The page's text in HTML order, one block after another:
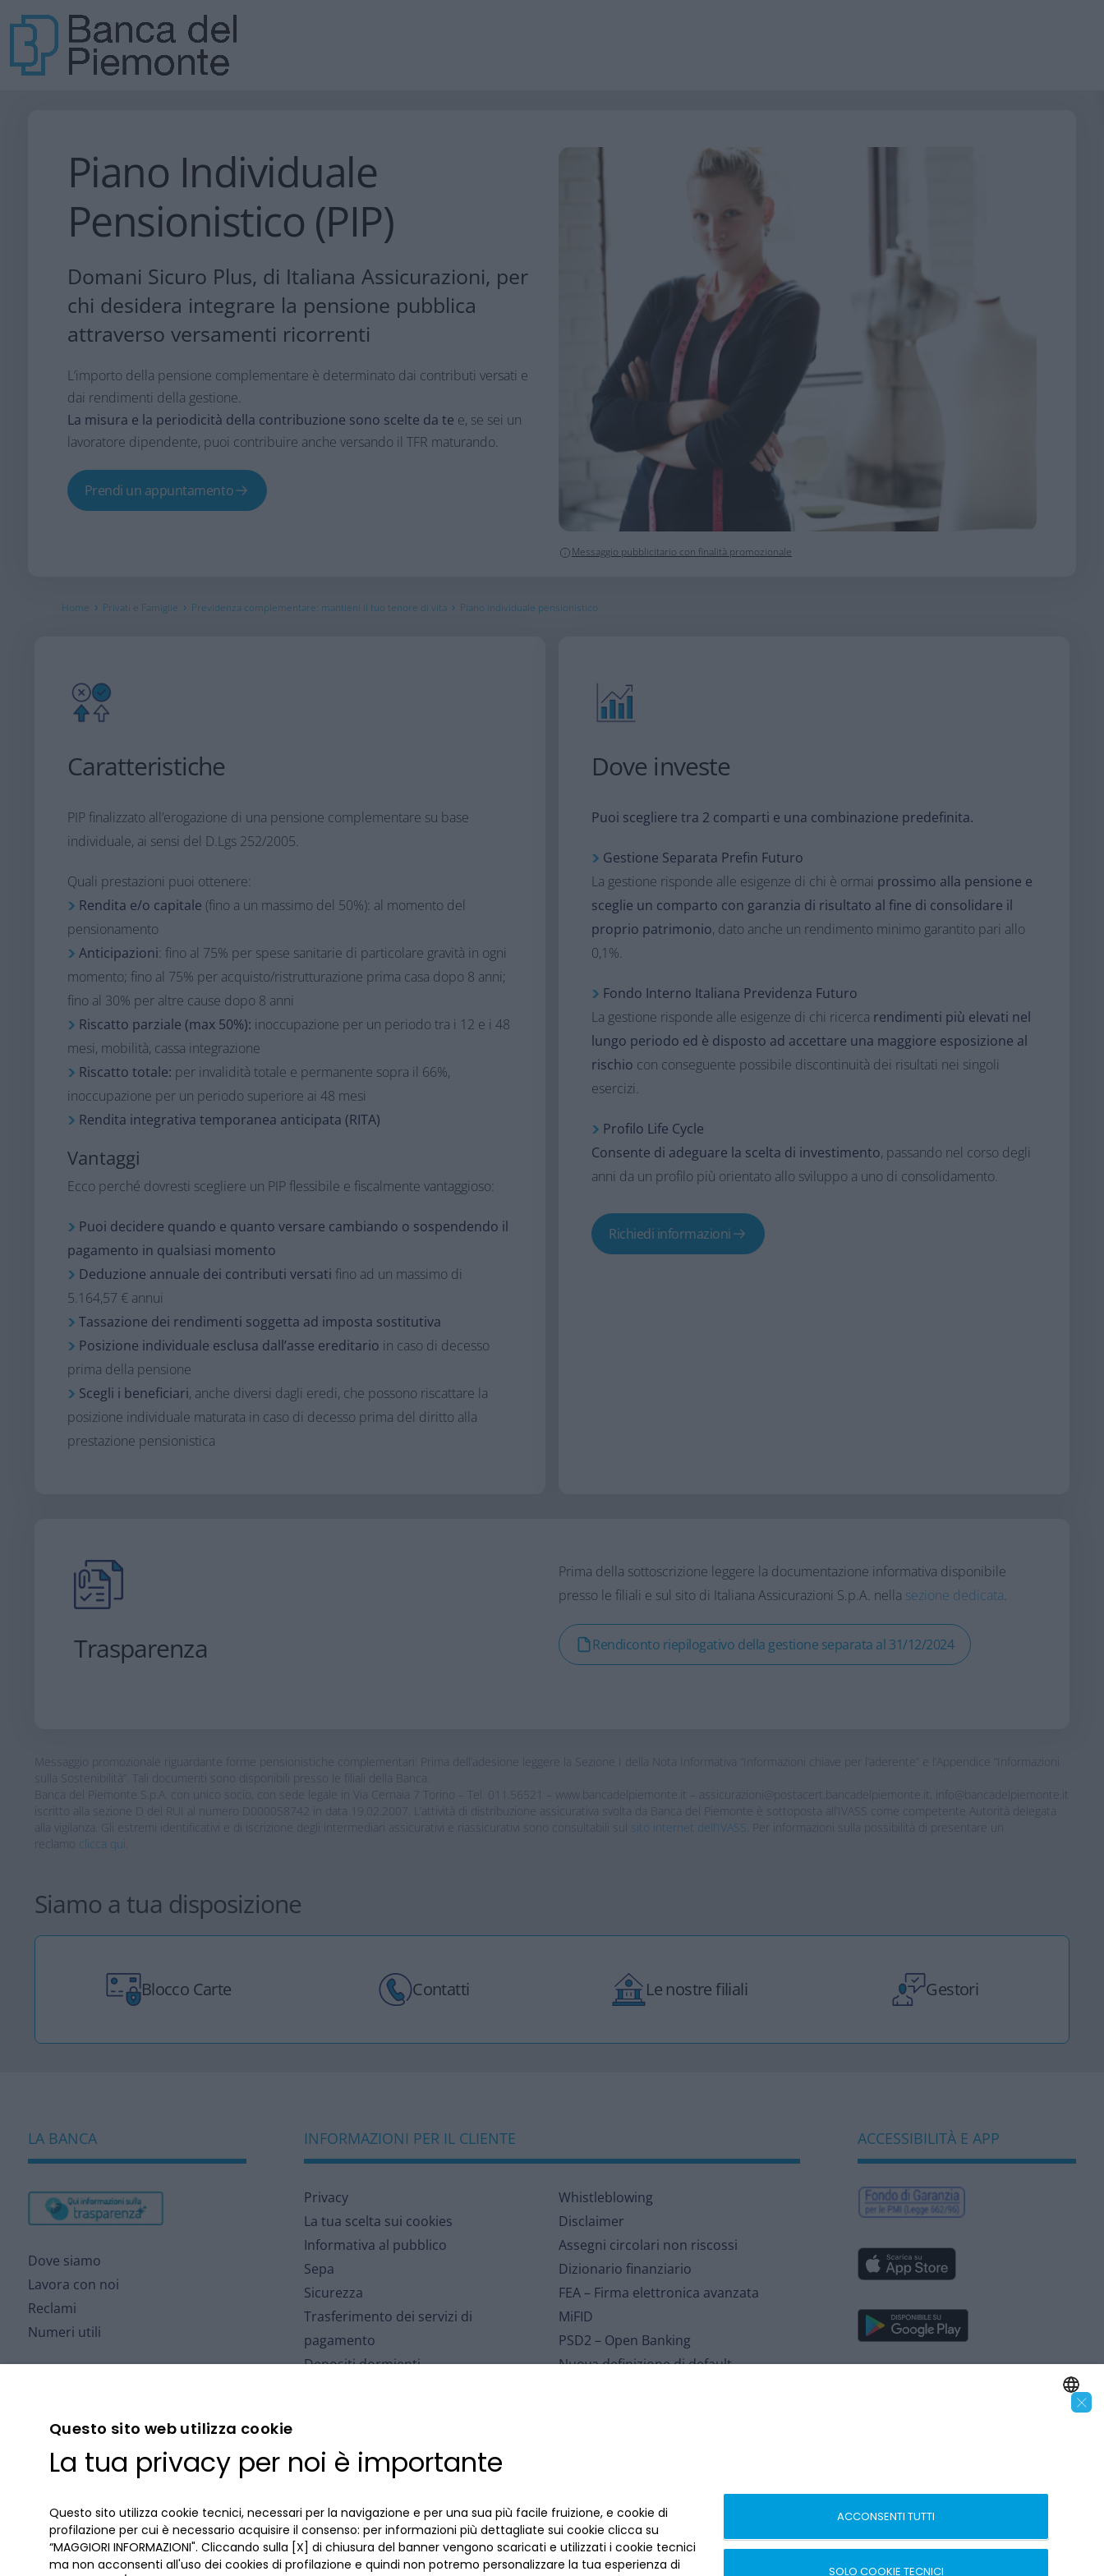
Piano Individuale
Pensionistico​ (PIP)
Domani Sicuro Plus, di Italiana Assicurazioni, per
chi desidera integrare la pensione pubblica
attraverso versamenti ricorrenti
L’importo della pensione complementare è determinato dai contributi versati e
dai rendimenti della gestione.​
La misura e la periodicità della contribuzione sono scelte da te e, se sei un
lavoratore dipendente, puoi contribuire anche versando il TFR maturando.
Prendi un appuntamento
Messaggio pubblicitario con finalità promozionale
Home › Privati e Famiglie › Previdenza complementare: mantieni il tuo tenore di vita › Piano individuale pensionistico
Caratteristiche​
PIP finalizzato all’erogazione di una pensione complementare su base
individuale, ai sensi del D.Lgs 252/2005​.
Quali prestazioni puoi ottenere:​
Rendita e/o capitale (fino a un massimo del 50%): al momento del
pensionamento​
Anticipazioni: fino al 75% per spese sanitarie di particolare gravità in ogni
momento; fino al 75% per acquisto/ristrutturazione prima casa dopo 8 anni;
fino al 30% per altre cause dopo 8 anni​
Riscatto parziale (max 50%): inoccupazione per un periodo tra i 12 e i 48
mesi, mobilità, cassa integrazione
Riscatto totale: per invalidità totale e permanente sopra il 66%,
inoccupazione per un periodo superiore ai 48 mesi
Rendita integrativa temporanea anticipata ​(RITA)
Vantaggi​
Ecco perché dovresti scegliere un PIP flessibile e fiscalmente vantaggioso​:
Puoi decidere quando e quanto versare cambiando o sospendendo il
pagamento in qualsiasi momento​
Deduzione annuale dei contributi versati fino ad un massimo di
5.164,57 € annui​
Tassazione dei rendimenti soggetta ad imposta sostitutiva
Posizione individuale esclusa dall’asse ereditario in caso di decesso
prima della pensione​
Scegli i beneficiari, anche diversi dagli eredi, che possono riscattare la
posizione individuale maturata in caso di decesso prima del diritto alla
prestazione pensionistica
Dove investe​
Puoi scegliere tra 2 comparti e una combinazione predefinita​.
Gestione Separata Prefin Futuro​
La gestione risponde alle esigenze di chi è ormai prossimo alla pensione e
sceglie un comparto con garanzia di risultato al fine di consolidare il
proprio patrimonio, dato anche un rendimento minimo garantito pari allo
0,1%.​
Fondo Interno Italiana Previdenza Futuro​
La gestione risponde alle esigenze di chi ricerca rendimenti più elevati nel
lungo periodo ed è disposto ad accettare una maggiore esposizione al
rischio con conseguente possibile discontinuità dei risultati nei singoli
esercizi.​
Profilo Life Cycle​
Consente di adeguare la scelta di investimento, passando nel corso degli
anni da un profilo più orientato allo sviluppo a uno di consolidamento.
Richiedi informazioni
Trasparenza
Prima della sottoscrizione leggere la documentazione informativa disponibile
presso le filiali e sul sito di Italiana Assicurazioni S.p.A. nella sezione dedicata.
Rendiconto riepilogativo della gestione separata al 31/12/2024
Messaggio promozionale riguardante forme pensionistiche complementari: Prima dell’adesione leggere la Sezione I della Nota Informativa “Informazioni chiave per l’aderente” e l’Appendice “Informazioni
sulla Sostenibilità”. Tali documenti sono disponibili presso le filiali della Banca.
Banca del Piemonte S.p.A. con unico socio, con sede legale in Via Cernaia 7 Torino – Tel. 011.56521 – www.bancadelpiemonte.it – assicurazioni@postacert.bancadelpiemonte.it, info@bancadelpiemonte.it
iscritto alla sezione D del RUI al numero D000058742 in data 19.02.2007. L’attività di distribuzione assicurativa svolta da Banca del Piemonte è sottoposta all’IVASS come competente Autorità delegata
alla vigilanza. Gli estremi identificativi e di iscrizione degli intermediari assicurativi e riassicurativi sono consultabili sul sito internet dell’IVASS. Per informazioni sulla possibilità di presentare un
reclamo clicca qui.
Siamo a tua disposizione
Blocco Carte Contatti Le nostre filiali Gestori
LA BANCA
Dove siamo
Lavora con noi
Reclami
Numeri utili
INFORMAZIONI PER IL CLIENTE
Privacy
La tua scelta sui cookies
Informativa al pubblico
Sepa
Sicurezza
Trasferimento dei servizi di
pagamento
Depositi dormienti
Depositi
Cartolarizzazioni
Accordi ABI
Whistleblowing
Disclaimer
Assegni circolari non riscossi
Dizionario finanziario
FEA – Firma elettronica avanzata
MiFID
PSD2 – Open Banking
Nuova definizione di default
Contratti conclusi a distanza – recedi
qui
ACCESSIBILITÀ E APP
×
Questo sito web utilizza cookie
La tua privacy per noi è importante
Questo sito utilizza cookie tecnici, necessari per la navigazione e per una sua più facile fruizione, e cookie di
profilazione per cui è necessario acquisire il consenso: per informazioni più dettagliate sui cookie clicca su
“MAGGIORI INFORMAZIONI". Cliccando sulla [X] di chiusura del banner vengono scaricati e utilizzati i cookie tecnici
ma non acconsenti all'uso dei cookies di profilazione e quindi non potremo personalizzare la tua esperienza di
ACCONSENTI TUTTI
SOLO COOKIE TECNICI